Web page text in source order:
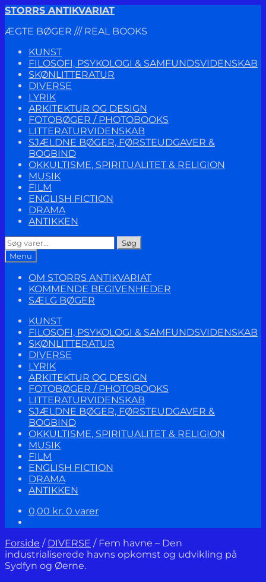
Spring
navigation
Spring
indhold
STORRS ANTIKVARIAT
ÆGTE BØGER /// REAL BOOKS
KUNST
FILOSOFI, PSYKOLOGI & SAMFUNDSVIDENSKAB
SKØNLITTERATUR
DIVERSE
LYRIK
ARKITEKTUR OG DESIGN
FOTOBØGER / PHOTOBOOKS
LITTERATURVIDENSKAB
SJÆLDNE BØGER, FØRSTEUDGAVER &
BOGBIND
OKKULTISME, SPIRITUALITET & RELIGION
MUSIK
FILM
ENGLISH FICTION
DRAMA
ANTIKKEN
Søg
efter:
Søg
Menu
OM STORRS ANTIKVARIAT
KOMMENDE BEGIVENHEDER
SÆLG BØGER
KUNST
FILOSOFI, PSYKOLOGI & SAMFUNDSVIDENSKAB
SKØNLITTERATUR
DIVERSE
LYRIK
ARKITEKTUR OG DESIGN
FOTOBØGER / PHOTOBOOKS
LITTERATURVIDENSKAB
SJÆLDNE BØGER, FØRSTEUDGAVER &
BOGBIND
OKKULTISME, SPIRITUALITET & RELIGION
MUSIK
FILM
ENGLISH FICTION
DRAMA
ANTIKKEN
0,00 kr. 0 varer
Forside / DIVERSE / Fem havne – Den
industrialiserede havns opkomst og udvikling på
Sydfyn og Øerne.